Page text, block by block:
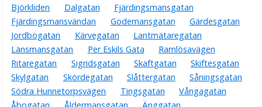
Björkliden
Dalgatan
Fjärdingsmansgatan
Fjärdingsmansvändan
Godemansgatan
Gärdesgatan
Jordbogatan
Kärvegatan
Lantmätaregatan
Länsmansgatan
Per Eskils Gata
Ramlösavägen
Ritaregatan
Sigridsgatan Skaftgatan
Skiftesgatan
Skylgatan
Skördegatan Slåttergatan
Såningsgatan
Södra Hunnetorpsvägen
Tingsgatan
Vångagatan